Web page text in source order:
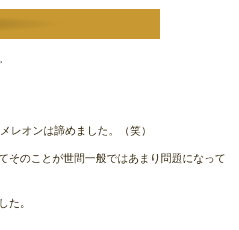
レオンは諦めました。（笑）
そのことが世間一般ではあまり問題になって
た。